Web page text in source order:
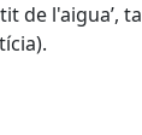
de